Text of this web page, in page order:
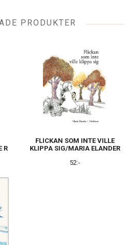
PRODUKTER
R
FLICKAN SOM INTE VILLE
KLIPPA SIG/MARIA ELANDER
52:-